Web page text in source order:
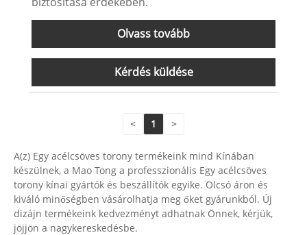
Olvass tovább
Kérdés küldése
< 1 >
A(z) Egy acélcsöves torony termékeink mind Kínában
készülnek, a Mao Tong a professzionális Egy acélcsöves
torony kínai gyártók és beszállítók egyike. Olcsó áron és
kiváló minőségben vásárolhatja meg őket gyárunkból. Új
dizájn termékeink kedvezményt adhatnak Önnek, kérjük,
jöjjön a nagykereskedésbe.